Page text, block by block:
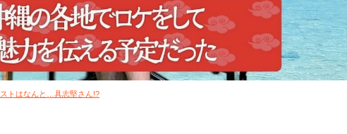
ストはなんと…具志堅さん!?